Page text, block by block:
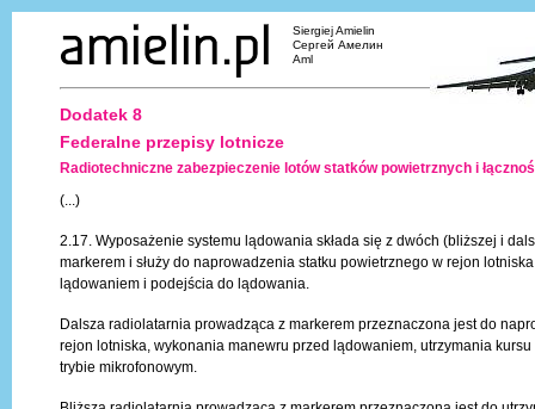
Siergiej Amielin
Сергей Амелин
Aml
Dodatek 8
Federalne przepisy lotnicze
Radiotechniczne zabezpieczenie lotów statków powietrznych i
(...)
2.17. Wyposażenie systemu lądowania składa się z dwóch (bliższej i
markerem i służy do naprowadzenia statku powietrznego w rejon
lądowaniem i podejścia do lądowania.
Dalsza radiolatarnia prowadząca z markerem przeznaczona jest do
rejon lotniska, wykonania manewru przed lądowaniem, utrzymania
trybie mikrofonowym.